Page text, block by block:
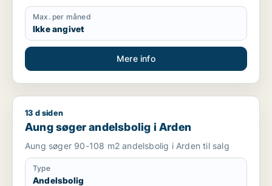
Max. per måned
Ikke angivet
Mere info
Aung søger andelsbolig i Arden
13 d siden
Aung søger andelsbolig i Arden
Aung søger 90-108 m2 andelsbolig i Arden til salg
Type
Andelsbolig